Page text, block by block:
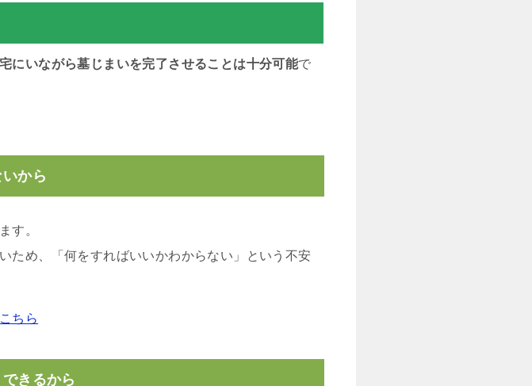
にいながら墓じまいを完了させることは十分可能で
から
す。
ため、「何をすればいいかわからない」という不安
ちら
きるから